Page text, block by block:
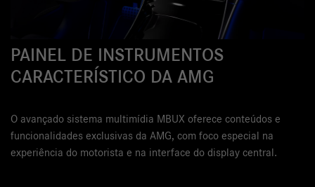
PAINEL DE INSTRUMENTOS
CARACTERÍSTICO DA AMG
O avançado sistema multimídia MBUX oferece conteúdos e
funcionalidades exclusivas da AMG, com foco especial na
experiência do motorista e na interface do display central.